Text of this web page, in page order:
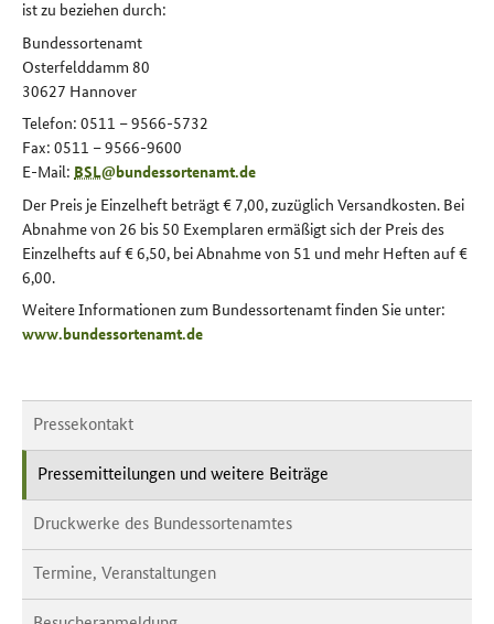
ist zu beziehen durch:
Bundessortenamt
Osterfelddamm 80
30627 Hannover
Telefon: 0511 – 9566-5732
Fax: 0511 – 9566-9600
E-Mail: BSL@bundessortenamt.de
Der Preis je Einzelheft beträgt € 7,00, zuzüglich Versandkosten. Bei
Abnahme von 26 bis 50 Exemplaren ermäßigt sich der Preis des
Einzelhefts auf € 6,50, bei Abnahme von 51 und mehr Heften auf €
6,00.
Weitere Informationen zum Bundessortenamt finden Sie unter:
www.bundessortenamt.de
Pressekontakt
Pressemitteilungen und weitere Beiträge
Druckwerke des Bundessortenamtes
Termine, Veranstaltungen